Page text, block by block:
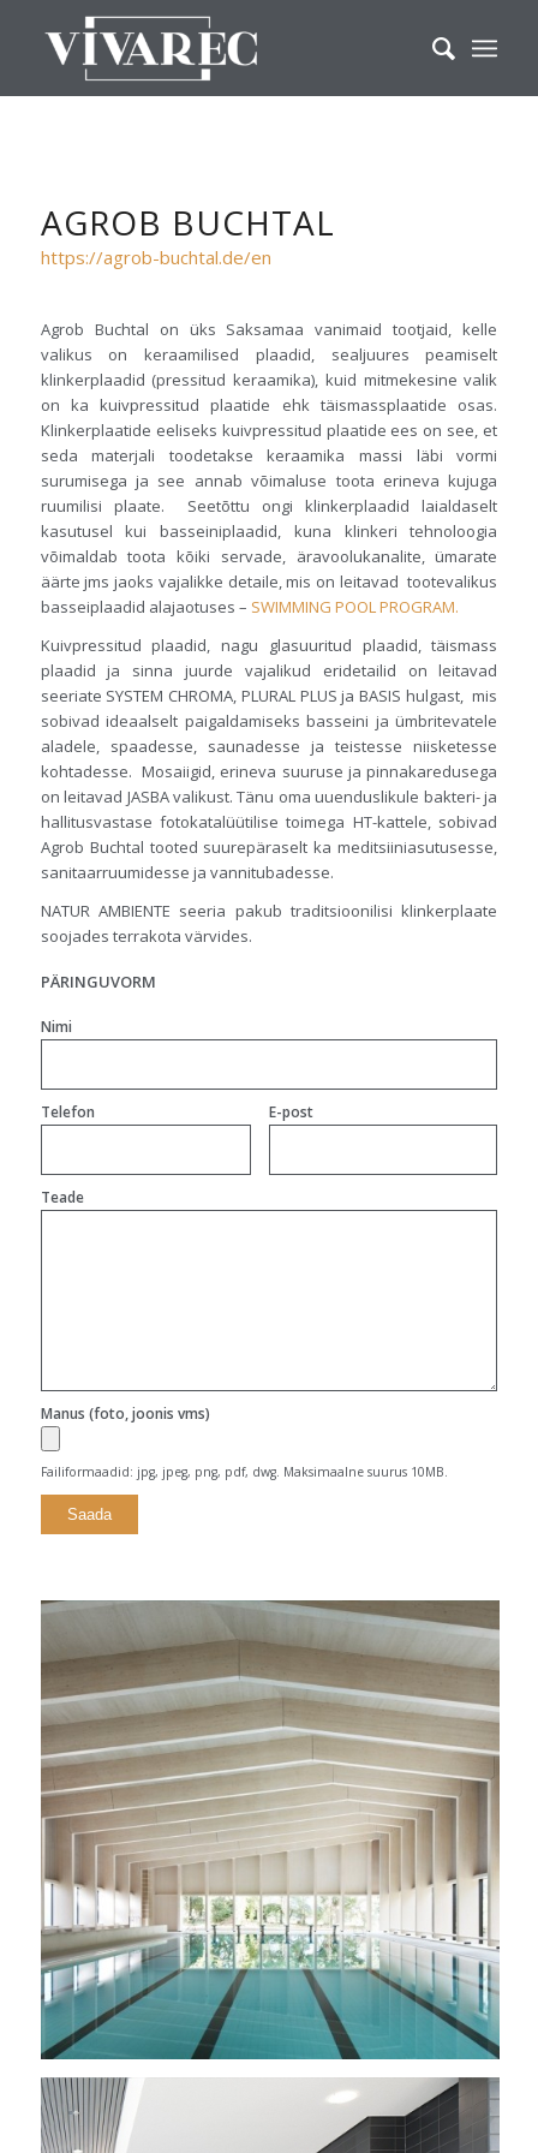
AGROB BUCHTAL
https://agrob-buchtal.de/en
Agrob Buchtal on üks Saksamaa vanimaid tootjaid, kelle
valikus on keraamilised plaadid, sealjuures peamiselt
klinkerplaadid (pressitud keraamika), kuid mitmekesine valik
on ka kuivpressitud plaatide ehk täismassplaatide osas.
Klinkerplaatide eeliseks kuivpressitud plaatide ees on see, et
seda materjali toodetakse keraamika massi läbi vormi
surumisega ja see annab võimaluse toota erineva kujuga
ruumilisi plaate. Seetõttu ongi klinkerplaadid laialdaselt
kasutusel kui basseiniplaadid, kuna klinkeri tehnoloogia
võimaldab toota kõiki servade, äravoolukanalite, ümarate
äärte jms jaoks vajalikke detaile, mis on leitavad tootevalikus
basseiplaadid alajaotuses – SWIMMING POOL PROGRAM.
Kuivpressitud plaadid, nagu glasuuritud plaadid, täismass
plaadid ja sinna juurde vajalikud eridetailid on leitavad
seeriate SYSTEM CHROMA, PLURAL PLUS ja BASIS hulgast, mis
sobivad ideaalselt paigaldamiseks basseini ja ümbritevatele
aladele, spaadesse, saunadesse ja teistesse niisketesse
kohtadesse. Mosaiigid, erineva suuruse ja pinnakaredusega
on leitavad JASBA valikust. Tänu oma uuenduslikule bakteri- ja
hallitusvastase fotokatalüütilise toimega HT-kattele, sobivad
Agrob Buchtal tooted suurepäraselt ka meditsiiniasutusesse,
sanitaarruumidesse ja vannitubadesse.
NATUR AMBIENTE seeria pakub traditsioonilisi klinkerplaate
soojades terrakota värvides.
PÄRINGUVORM
Nimi
Telefon E-post
Teade
Manus (foto, joonis vms)
Failiformaadid: jpg, jpeg, png, pdf, dwg. Maksimaalne suurus 10MB.